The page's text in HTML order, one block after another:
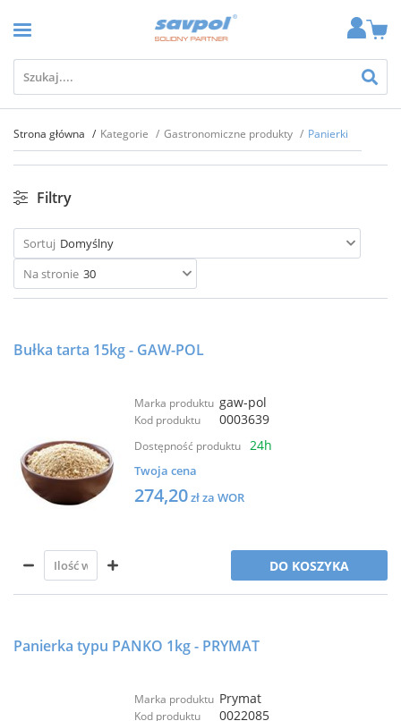
Strona główna Kategorie Gastronomiczne produkty Panierki
Filtry
Sortuj Domyślny
Na stronie 30
Bułka tarta 15kg - GAW-POL
Marka produktu gaw-pol
Kod produktu 0003639
Dostępność produktu 24h
Twoja cena
274,20zł za WOR
DO KOSZYKA
Panierka typu PANKO 1kg - PRYMAT
Marka produktu Prymat
Kod produktu 0022085